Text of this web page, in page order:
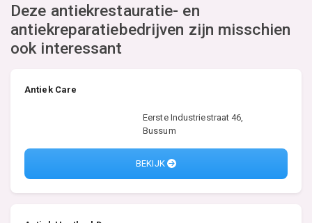
Deze antiekrestauratie- en
antiekreparatiebedrijven zijn misschien
ook interessant
Antiek Care
Eerste Industriestraat 46,
Bussum
BEKIJK